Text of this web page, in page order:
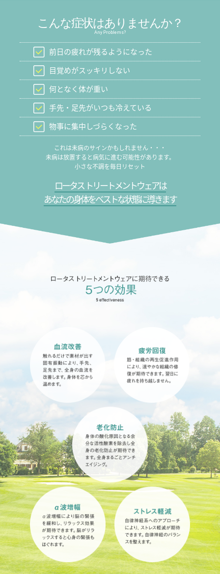
こんな症状はありませんか？
Any Problems?
前日の疲れが残るようになった
目覚めがスッキリしない
何となく体が重い
手先・足先がいつも冷えている
物事に集中しづらくなった
これは未病のサインかもしれません・・・
未病は放置すると病気に進む可能性があります。
小さな不調を毎日リセット
ロータス トリートメントウェアは
あなたの身体をベストな状態に導きます